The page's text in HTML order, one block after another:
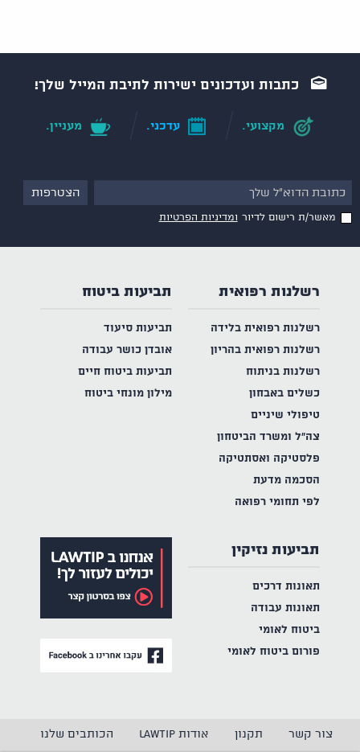
כתבות ועדכונים ישירות לתיבת המייל שלך!
מקצועי. עדכני. מעניין.
מאשר/ת רישום לדיור ומדיניות הפרטיות
רשלנות רפואית
רשלנות רפואית בלידה
רשלנות רפואית בהריון
רשלנות בניתוח
כשלים באבחון
טיפולי שיניים
צה"ל ומשרד הביטחון
פלסטיקה ואסתטיקה
הסכמה מדעת
לפי תחומי רפואה
תביעות ביטוח
תביעות סיעוד
אובדן כושר עבודה
תביעות ביטוח חיים
מילון מונחי ביטוח
תביעות נזיקין
תאונות דרכים
תאונות עבודה
ביטוח לאומי
פורום ביטוח לאומי
צור קשר תקנון אודות LAWTIP הכותבים שלנו